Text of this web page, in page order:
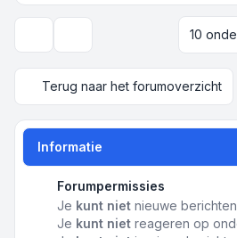
Weergave- en sorteeropties
10
Terug naar het forumoverzicht
Informatie
Forumpermissies
Je kunt nietnieuwe
Je kunt nietreageren op